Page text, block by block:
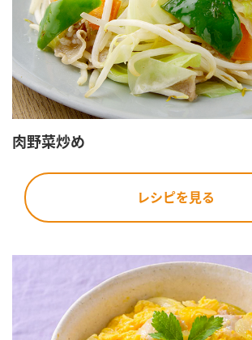
肉野菜炒め
レシピを見る